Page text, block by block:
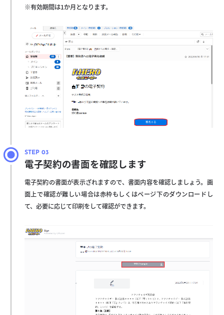
※有効期間は1か月となります。
電子契約の書面を確認します
電子契約の書面が表示ざれますので、書面内容を確認しましょう。画
面上で確認が難しい場合は赤枠もしくはページ下のダウンロードし
て、必要に応じて印刷をして確認ができます。